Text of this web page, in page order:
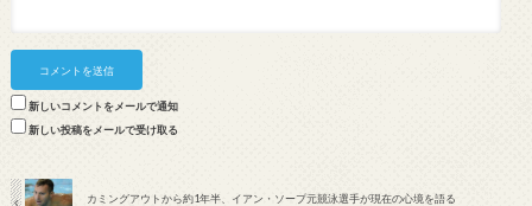
新しいコメントをメールで通知
新しい投稿をメールで受け取る
カミングアウトから約1年半、イアン・ソープ元競泳選手が現在の心境を語る